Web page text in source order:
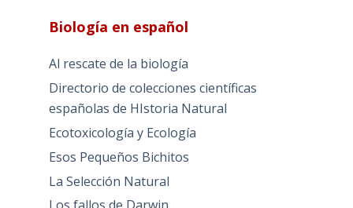
Biología en español
Al rescate de la biología
Directorio de colecciones científicas
españolas de HIstoria Natural
Ecotoxicología y Ecología
Esos Pequeños Bichitos
La Selección Natural